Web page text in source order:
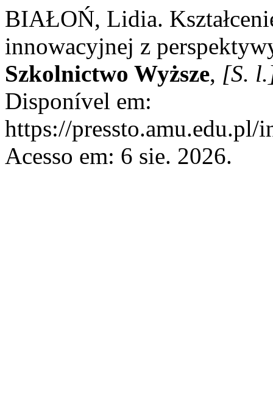
BIAŁOŃ, Lidia.
innowacyjnej z
Szkolnictwo Wyższe, [S.
Disponível em:
https://
Acesso em: 6 sie. 2026.